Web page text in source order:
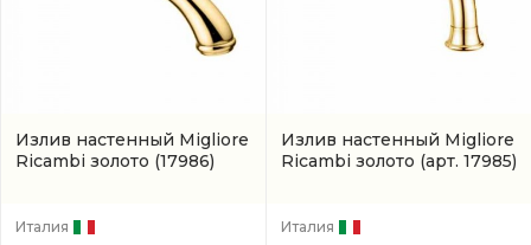
Излив настенный Migliore
Ricambi золото (17986)
Италия
Излив настенный Migliore
Ricambi золото (арт. 17985)
Италия